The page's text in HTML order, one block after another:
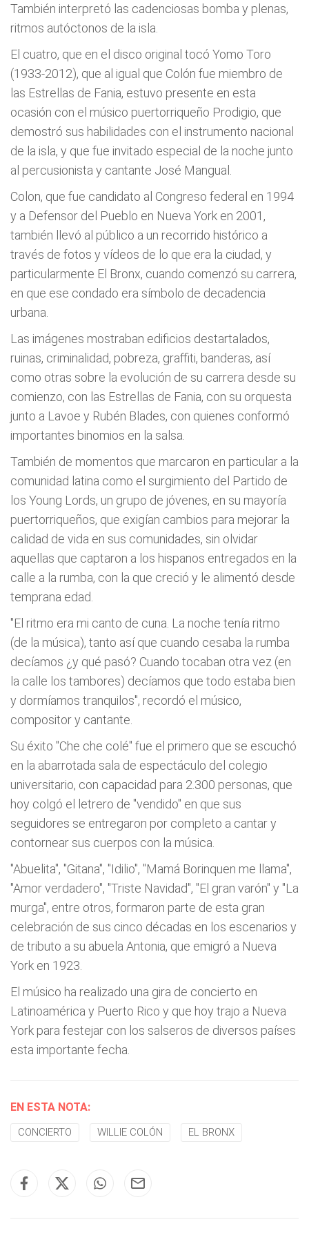
También interpretó las cadenciosas bomba y plenas,
ritmos autóctonos de la isla.
El cuatro, que en el disco original tocó Yomo Toro
(1933-2012), que al igual que Colón fue miembro de
las Estrellas de Fania, estuvo presente en esta
ocasión con el músico puertorriqueño Prodigio, que
demostró sus habilidades con el instrumento nacional
de la isla, y que fue invitado especial de la noche junto
al percusionista y cantante José Mangual.
Colon, que fue candidato al Congreso federal en 1994
y a Defensor del Pueblo en Nueva York en 2001,
también llevó al público a un recorrido histórico a
través de fotos y vídeos de lo que era la ciudad, y
particularmente El Bronx, cuando comenzó su carrera,
en que ese condado era símbolo de decadencia
urbana.
Las imágenes mostraban edificios destartalados,
ruinas, criminalidad, pobreza, graffiti, banderas, así
como otras sobre la evolución de su carrera desde su
comienzo, con las Estrellas de Fania, con su orquesta
junto a Lavoe y Rubén Blades, con quienes conformó
importantes binomios en la salsa.
También de momentos que marcaron en particular a la
comunidad latina como el surgimiento del Partido de
los Young Lords, un grupo de jóvenes, en su mayoría
puertorriqueños, que exigían cambios para mejorar la
calidad de vida en sus comunidades, sin olvidar
aquellas que captaron a los hispanos entregados en la
calle a la rumba, con la que creció y le alimentó desde
temprana edad.
"El ritmo era mi canto de cuna. La noche tenía ritmo
(de la música), tanto así que cuando cesaba la rumba
decíamos ¿y qué pasó? Cuando tocaban otra vez (en
la calle los tambores) decíamos que todo estaba bien
y dormíamos tranquilos", recordó el músico,
compositor y cantante.
Su éxito "Che che colé" fue el primero que se escuchó
en la abarrotada sala de espectáculo del colegio
universitario, con capacidad para 2.300 personas, que
hoy colgó el letrero de "vendido" en que sus
seguidores se entregaron por completo a cantar y
contornear sus cuerpos con la música.
"Abuelita", "Gitana", "Idilio", "Mamá Borinquen me llama",
"Amor verdadero", "Triste Navidad", "El gran varón" y "La
murga", entre otros, formaron parte de esta gran
celebración de sus cinco décadas en los escenarios y
de tributo a su abuela Antonia, que emigró a Nueva
York en 1923.
El músico ha realizado una gira de concierto en
Latinoamérica y Puerto Rico y que hoy trajo a Nueva
York para festejar con los salseros de diversos países
esta importante fecha.
EN ESTA NOTA:
CONCIERTO WILLIE COLÓN EL BRONX